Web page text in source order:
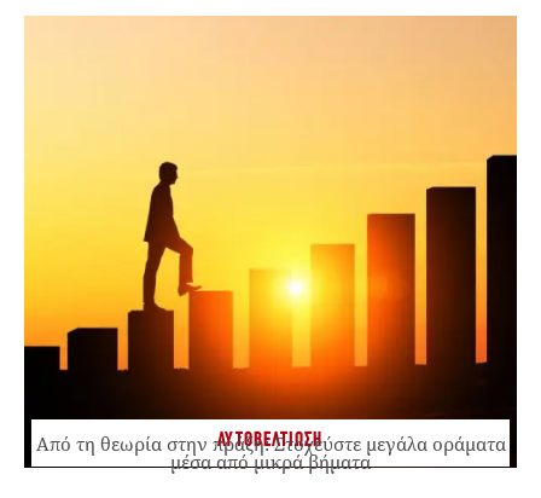
ΑΥΤΟΒΕΛΤΙΩΣΗ
Από τη θεωρία στην πράξη: Στοχεύστε μεγάλα οράματα
μέσα από μικρά βήματα